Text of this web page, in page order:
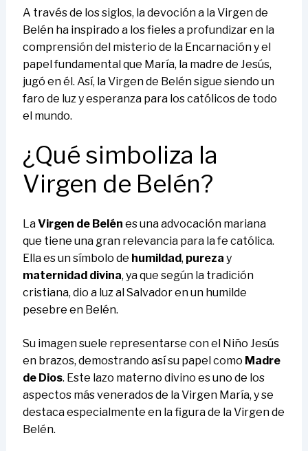
A través de los siglos, la devoción a la Virgen de
Belén ha inspirado a los fieles a profundizar en la
comprensión del misterio de la Encarnación y el
papel fundamental que María, la madre de Jesús,
jugó en él. Así, la Virgen de Belén sigue siendo un
faro de luz y esperanza para los católicos de todo
el mundo.
¿Qué simboliza la
Virgen de Belén?
LaVirgen de Belén es una advocación mariana
que tiene una gran relevancia para la fe católica.
Ella es un símbolo de humildad, pureza y
maternidad divina, ya que según la tradición
cristiana, dio a luz al Salvador en un humilde
pesebre en Belén.
Su imagen suele representarse con el Niño Jesús
en brazos, demostrando así su papel como Madre
de Dios. Este lazo materno divino es uno de los
aspectos más venerados de la Virgen María, y se
destaca especialmente en la figura de la Virgen de
Belén.